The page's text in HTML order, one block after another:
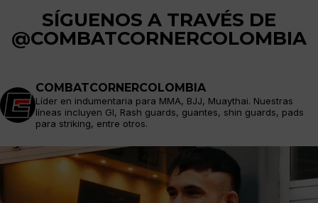
SÍGUENOS A TRAVÉS DE
@COMBATCORNERCOLOMBIA
COMBATCORNERCOLOMBIA
Líder en indumentaria para MMA, BJJ, Muaythai. Nuestras
líneas incluyen GI, Rash guards, guantes, shin guards, pads
para striking, entre otros.